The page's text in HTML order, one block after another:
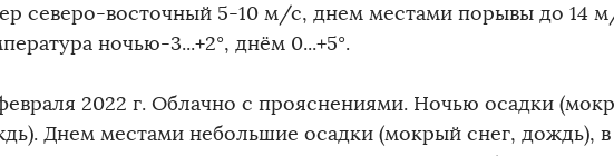
северо-восточный 5-10 м/с, днем местами порывы до 14
ночью-3...+2°, днём 0...+5°.
2022 г. Облачно с прояснениями. Ночью осадки
Днем местами небольшие осадки (мокрый снег, дождь),